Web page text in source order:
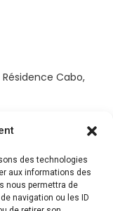
des technologies
aux informations des
nous permettra de
navigation ou les ID
Cabo,